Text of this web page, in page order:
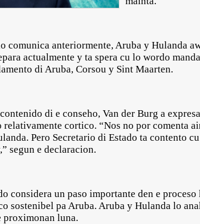
comunica anteriormente, Aruba y Hulanda
actualmente y ta spera cu lo wordo
di Aruba, Corsou y Sint Maarten.
di e conseho, Van der Burg a
cortico. “Nos no por comenta
Pero Secretario di Estado ta contento
segun e declaracion.
considera un paso importante den e
sostenibel pa Aruba. Aruba y Hulanda lo
luna.